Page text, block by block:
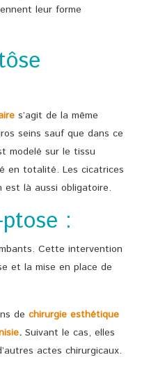
leur forme
s’agit de la même
seins sauf que dans ce
modelé sur le tissu
en totalité. Les cicatrices
est là aussi obligatoire.
:
Cette intervention
et la mise en place de
de chirurgie esthétique
. Suivant le cas, elles
actes chirurgicaux.